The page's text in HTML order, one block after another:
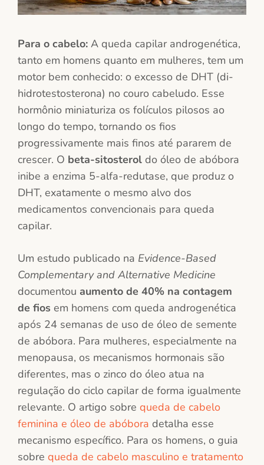
Para o cabelo: A queda capilar androgenética,
tanto em homens quanto em mulheres, tem um
motor bem conhecido: o excesso de DHT (di-
hidrotestosterona) no couro cabeludo. Esse
hormônio miniaturiza os folículos pilosos ao
longo do tempo, tornando os fios
progressivamente mais finos até pararem de
crescer. O beta-sitosterol do óleo de abóbora
inibe a enzima 5-alfa-redutase, que produz o
DHT, exatamente o mesmo alvo dos
medicamentos convencionais para queda
capilar.
Um estudo publicado na Evidence-Based
Complementary and Alternative Medicine
documentou aumento de 40% na contagem
de fios em homens com queda androgenética
após 24 semanas de uso de óleo de semente
de abóbora. Para mulheres, especialmente na
menopausa, os mecanismos hormonais são
diferentes, mas o zinco do óleo atua na
regulação do ciclo capilar de forma igualmente
relevante. O artigo sobre queda de cabelo
feminina e óleo de abóbora detalha esse
mecanismo específico. Para os homens, o guia
sobre queda de cabelo masculino e tratamento